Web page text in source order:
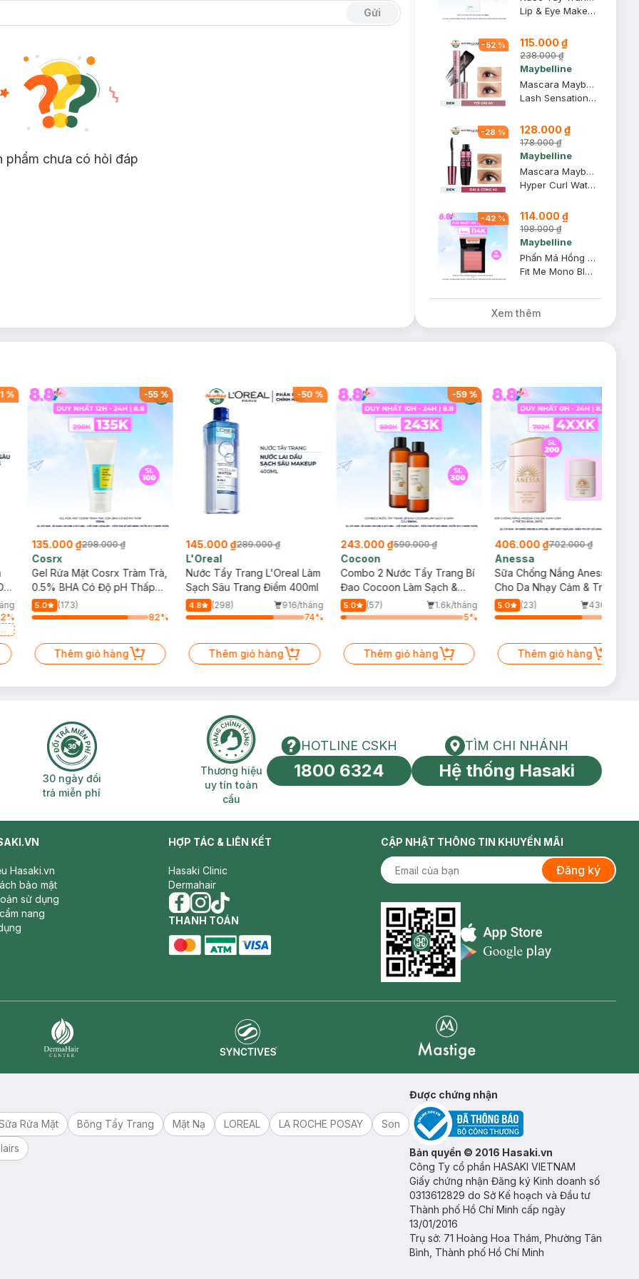
Gửi
phẩm chưa có hỏi đáp
Lip & Eye Make Up Remover
-52 % 115.000 ₫
238.000 ₫
Maybelline
Mascara Maybelline Tơi Dài Mi Không Giới Hạn 6ml (Mới)
Lash Sensational Sky High Waterproof Mascara Makeup
-28 % 128.000 ₫
178.000 ₫
Maybelline
Mascara Maybelline Dài Mi và Cong Mi, Chuốt Mi Đen 9.2ml
Hyper Curl Waterproof Mascara
-42% 114.000 ₫
198.000 ₫
Maybelline
Phấn Má Hồng Maybelline Mịn Lì Chuẩn Màu 30 Fierce 4.5g
Fit Me Mono Blush 30 - Fierce
Xem thêm
%
%
-55%
135.000 ₫298.000 ₫
Cosrx
Gel Rửa Mặt Cosrx Tràm Trà,
0.5% BHA Có Độ pH Thấp
150ml
5.0
(173)
82%
Thêm giỏ hàng
-50 %
145.000 ₫289.000 ₫
L'Oreal
Nước Tẩy Trang L'Oreal Làm
Sạch Sâu Trang Điểm 400ml
4.8 (298)
916/tháng
74%
Thêm giỏ hàng
-59%
243.000 ₫590.000 ₫
Cocoon
Combo 2 Nước Tẩy Trang Bí
Đao Cocoon Làm Sạch &
Giảm Dầu 500ml
5.0 (57)
1.6k/tháng
5%
Thêm giỏ hàng
406.000 ₫702.000 ₫
Anessa
Sữa Chống Nắng Anessa
Cho Da Nhạy Cảm & Trẻ Em
60ml (Mới)
5.0 (23)
436/tháng
Thêm giỏ hàng
30 ngày đổi trả miễn phí
30 ngày đổi
trả miễn phí
Thương hiệu uy tín toàn cầu
Thương hiệu
uy tín toàn
cầu
HOTLINE CSKH
HOTLINE CSKH
1800 6324
Tìm chi nhánh
TÌM CHI NHÁNH
Hệ thống Hasaki
Hasaki.vn
bảo mật
sử dụng
nang
HỢP TÁC & LIÊN KẾT
Hasaki Clinic
Dermahair
facebook
instagram
tiktok
THANH TOÁN
CẬP NHẬT THÔNG TIN KHUYẾN MÃI
Đăng ký
Appstore icon
Rửa Mặt Bông Tẩy Trang Mặt Nạ LOREAL LA ROCHE POSAY
Son
Được chứng nhận
Bản quyền © 2016 Hasaki.vn
Công Ty cổ phần HASAKI VIETNAM
Giấy chứng nhận Đăng ký Kinh doanh số
0313612829 do Sở Kế hoạch và Đầu tư
Thành phố Hồ Chí Minh cấp ngày
13/01/2016
Trụ sở: 71 Hoàng Hoa Thám, Phường Tân
Bình, Thành phố Hồ Chí Minh